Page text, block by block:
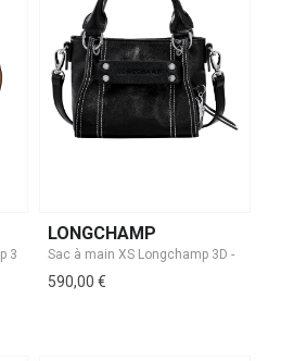
LONGCHAMP
590,00 €